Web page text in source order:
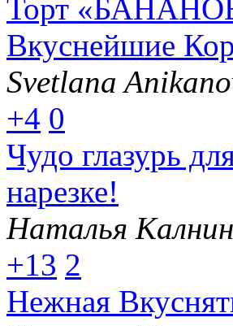
Торт
Вкуснейшие
Svetlana
+4 0
Чудо глазурь
нарезке!
Наталья
+13 2
Нежная